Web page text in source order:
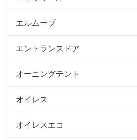
エルムーブ
エントランスドア
オーニングテント
オイレス
オイレスエコ